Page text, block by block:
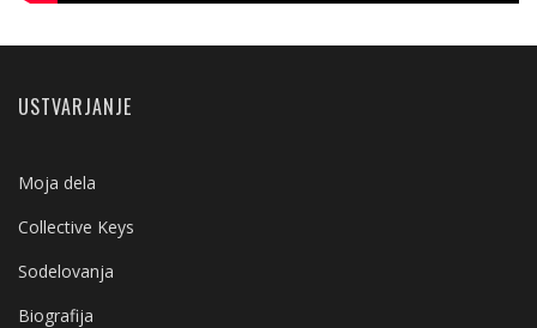
USTVARJANJE
Moja dela
Collective Keys
Sodelovanja
Biografija